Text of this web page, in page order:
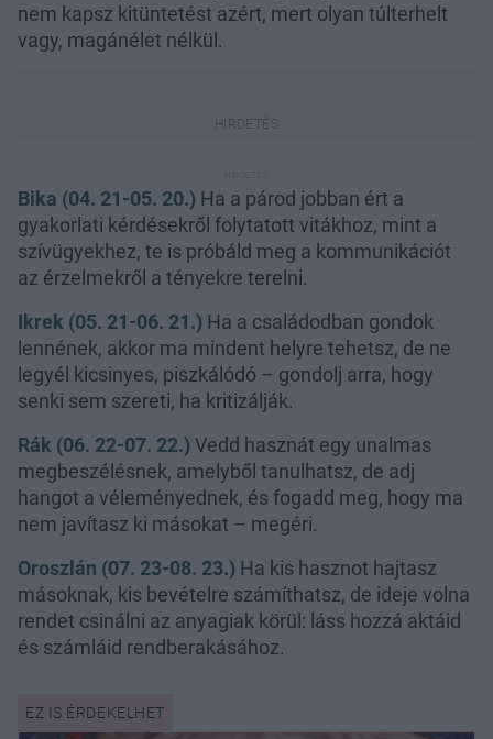
nem kapsz kitüntetést azért, mert olyan túlterhelt
vagy, magánélet nélkül.
Bika (04. 21-05. 20.) Ha a párod jobban ért a
gyakorlati kérdésekről folytatott vitákhoz, mint a
szívügyekhez, te is próbáld meg a kommunikációt
az érzelmekről a tényekre terelni.
Ikrek (05. 21-06. 21.) Ha a családodban gondok
lennének, akkor ma mindent helyre tehetsz, de ne
legyél kicsinyes, piszkálódó – gondolj arra, hogy
senki sem szereti, ha kritizálják.
Rák (06. 22-07. 22.) Vedd hasznát egy unalmas
megbeszélésnek, amelyből tanulhatsz, de adj
hangot a véleményednek, és fogadd meg, hogy ma
nem javítasz ki másokat – megéri.
Oroszlán (07. 23-08. 23.) Ha kis hasznot hajtasz
másoknak, kis bevételre számíthatsz, de ideje volna
rendet csinálni az anyagiak körül: láss hozzá aktáid
és számláid rendberakásához.